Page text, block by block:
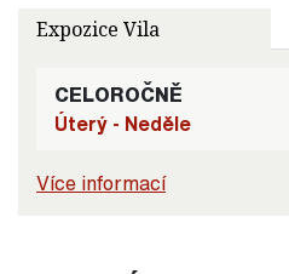
Expozice Vila
CELOROČNĚ
Úterý - Neděle
Více informací